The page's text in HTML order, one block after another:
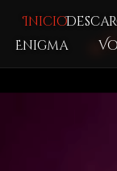
Inicio
Enigma